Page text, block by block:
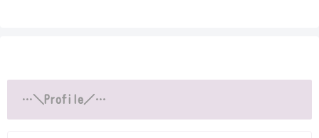
…＼Profile／…